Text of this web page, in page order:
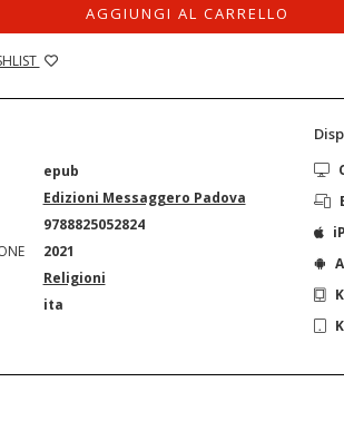
AGGIUNGI AL CARRELLO
epub
Edizioni Messaggero Padova
9788825052824
2021
Religioni
ita